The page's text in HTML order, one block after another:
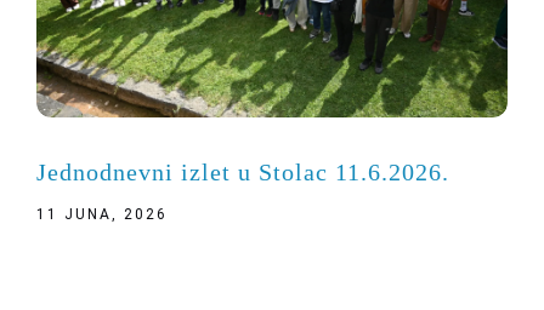
Jednodnevni izlet u Stolac 11.6.2026.
11 JUNA, 2026